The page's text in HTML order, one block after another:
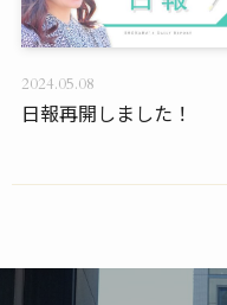
日報再開しました！
2024.05.08